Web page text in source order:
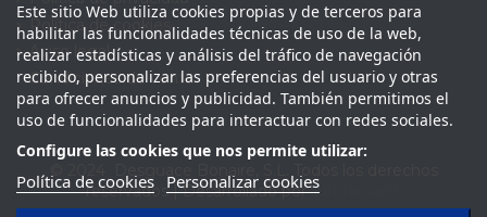
Política de cookies
Aviso legal
Condiciones de venta
Este sitio Web utiliza cookies propias y de terceros para
habilitar las funcionalidades técnicas de uso de la web,
realizar estadísticas y análisis del tráfico de navegación
recibido, personalizar las preferencias del usuario y otras
para ofrecer anuncios y publicidad. También permitimos el
uso de funcionalidades para interactuar con redes sociales.
Configure las cookies que nos permite utilizar:
Política de cookies Personalizar cookies
reservados | Desarrollado porSeintosoft